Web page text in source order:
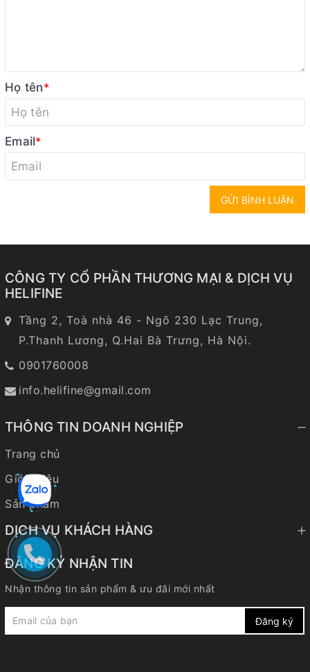
Họ tên*
Email*
GỬI BÌNH LUẬN
CÔNG TY CỔ PHẦN THƯƠNG MẠI & DỊCH VỤ
HELIFINE
Tầng 2, Toà nhà 46 - Ngõ 230 Lạc Trung,
P.Thanh Lương, Q.Hai Bà Trưng, Hà Nội.
0901760008
info.helifine@gmail.com
THÔNG TIN DOANH NGHIỆP
Trang chủ
Giới thiệu
Sản phẩm
DỊCH VỤ KHÁCH HÀNG
ĐĂNG KÝ NHẬN TIN
Nhận thông tin sản phẩm & ưu đãi mới nhất
Đăng ký